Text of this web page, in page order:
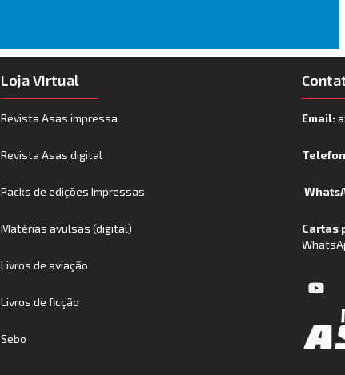
Loja Virtual
Revista Asas impressa
Revista Asas digital
Packs de edições Impressas
Matérias avulsas (digital)
Livros de aviação
Livros de ficção
Sebo
Email:
Cartas